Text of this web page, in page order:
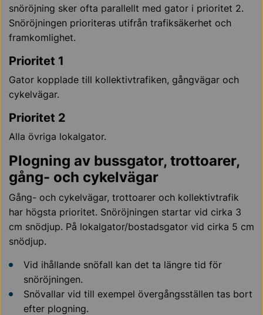
snöröjning sker ofta parallellt med gator i prioritet 2.
Snöröjningen prioriteras utifrån trafiksäkerhet och
framkomlighet.
Prioritet 1
Gator kopplade till kollektivtrafiken, gångvägar och
cykelvägar.
Prioritet 2
Alla övriga lokalgator.
Plogning av bussgator, trottoarer,
gång- och cykelvägar
Gång- och cykelvägar, trottoarer och kollektivtrafik
har högsta prioritet. Snöröjningen startar vid cirka 3
cm snödjup. På lokalgator/bostadsgator vid cirka 5 cm
snödjup.
Vid ihållande snöfall kan det ta längre tid för
snöröjningen.
Snövallar vid till exempel övergångsställen tas bort
efter plogning.